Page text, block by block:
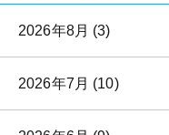
2026年8月 (3)
2026年7月 (10)